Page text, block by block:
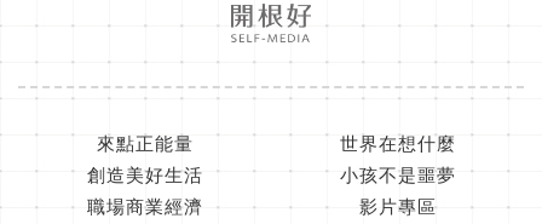
來點正能量
世界在想什麼
創造美好生活
小孩不是噩夢
職場商業經濟
影片專區